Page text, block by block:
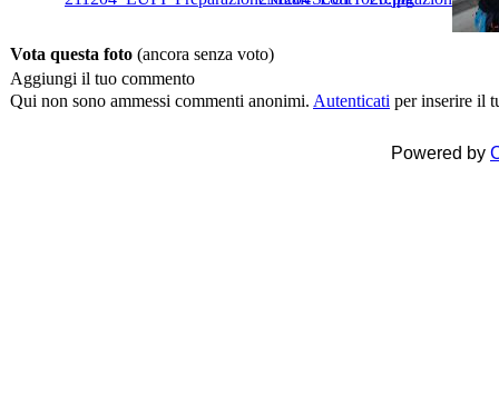
Vota questa foto (ancora senza voto)
Aggiungi il tuo commento
Qui non sono ammessi commenti anonimi. Autenticati per inserire il
Powered by